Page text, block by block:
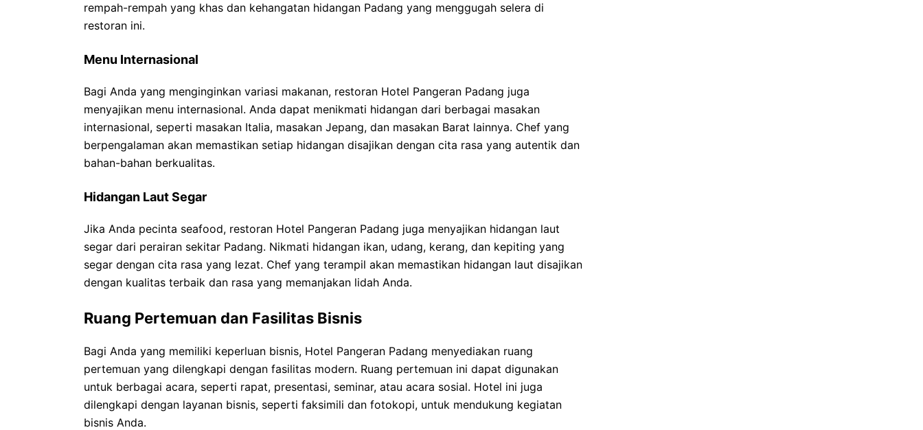
rempah-rempah yang khas dan kehangatan hidangan Padang yang menggugah selera di
restoran ini.
Menu Internasional
Bagi Anda yang menginginkan variasi makanan, restoran Hotel Pangeran Padang juga
menyajikan menu internasional. Anda dapat menikmati hidangan dari berbagai masakan
internasional, seperti masakan Italia, masakan Jepang, dan masakan Barat lainnya. Chef yang
berpengalaman akan memastikan setiap hidangan disajikan dengan cita rasa yang autentik dan
bahan-bahan berkualitas.
Hidangan Laut Segar
Jika Anda pecinta seafood, restoran Hotel Pangeran Padang juga menyajikan hidangan laut
segar dari perairan sekitar Padang. Nikmati hidangan ikan, udang, kerang, dan kepiting yang
segar dengan cita rasa yang lezat. Chef yang terampil akan memastikan hidangan laut disajikan
dengan kualitas terbaik dan rasa yang memanjakan lidah Anda.
Ruang Pertemuan dan Fasilitas Bisnis
Bagi Anda yang memiliki keperluan bisnis, Hotel Pangeran Padang menyediakan ruang
pertemuan yang dilengkapi dengan fasilitas modern. Ruang pertemuan ini dapat digunakan
untuk berbagai acara, seperti rapat, presentasi, seminar, atau acara sosial. Hotel ini juga
dilengkapi dengan layanan bisnis, seperti faksimili dan fotokopi, untuk mendukung kegiatan
bisnis Anda.